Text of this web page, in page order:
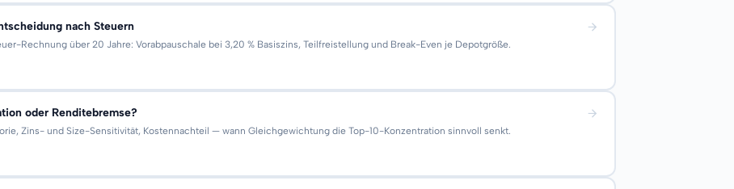
nach Steuern
Rechnung über 20 Jahre: Vorabpauschale bei 3,20 % Basiszins, Teilfreistellung und Break-Even je Depotgröße.
oder Renditebremse?
Zins- und Size-Sensitivität, Kostennachteil — wann Gleichgewichtung die Top-10-Konzentration sinnvoll senkt.